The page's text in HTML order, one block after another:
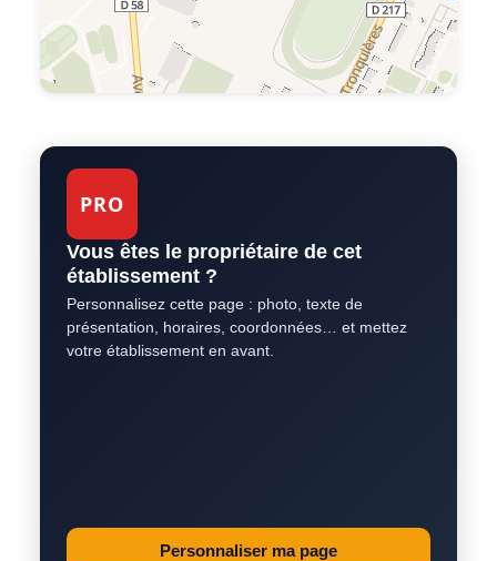
PRO
Vous êtes le propriétaire de cet
établissement ?
Personnalisez cette page : photo, texte de
présentation, horaires, coordonnées… et mettez
votre établissement en avant.
Personnaliser ma page